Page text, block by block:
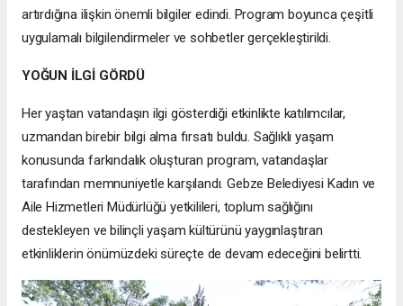
artırdığına ilişkin önemli bilgiler edindi. Program boyunca çeşitli
uygulamalı bilgilendirmeler ve sohbetler gerçekleştirildi.
YOĞUN İLGİ GÖRDÜ
Her yaştan vatandaşın ilgi gösterdiği etkinlikte katılımcılar,
uzmandan birebir bilgi alma fırsatı buldu. Sağlıklı yaşam
konusunda farkındalık oluşturan program, vatandaşlar
tarafından memnuniyetle karşılandı. Gebze Belediyesi Kadın ve
Aile Hizmetleri Müdürlüğü yetkilileri, toplum sağlığını
destekleyen ve bilinçli yaşam kültürünü yaygınlaştıran
etkinliklerin önümüzdeki süreçte de devam edeceğini belirtti.